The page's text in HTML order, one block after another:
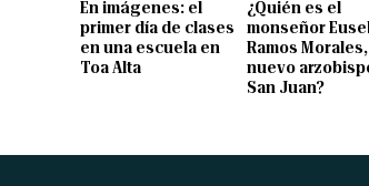
En imágenes: el
primer día de clases
en una escuela en
Toa Alta
¿Quién es el
monseñor
Ramos Morales,
nuevo
San Juan?